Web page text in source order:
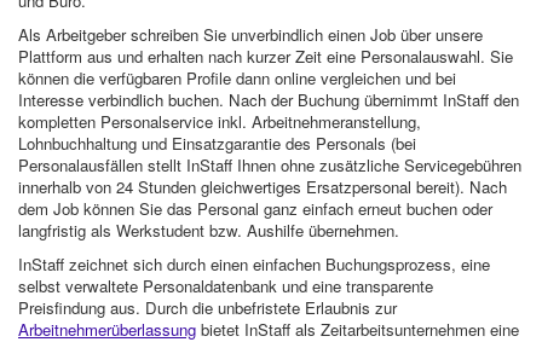
Als Arbeitgeber schreiben Sie unverbindlich einen Job über unsere
Plattform aus und erhalten nach kurzer Zeit eine Personalauswahl. Sie
können die verfügbaren Profile dann online vergleichen und bei
Interesse verbindlich buchen. Nach der Buchung übernimmt InStaff den
kompletten Personalservice inkl. Arbeitnehmeranstellung,
Lohnbuchhaltung und Einsatzgarantie des Personals (bei
Personalausfällen stellt InStaff Ihnen ohne zusätzliche Servicegebühren
innerhalb von 24 Stunden gleichwertiges Ersatzpersonal bereit). Nach
dem Job können Sie das Personal ganz einfach erneut buchen oder
langfristig als Werkstudent bzw. Aushilfe übernehmen.
InStaff zeichnet sich durch einen einfachen Buchungsprozess, eine
selbst verwaltete Personaldatenbank und eine transparente
Preisfindung aus. Durch die unbefristete Erlaubnis zur
Arbeitnehmerüberlassung bietet InStaff als Zeitarbeitsunternehmen eine